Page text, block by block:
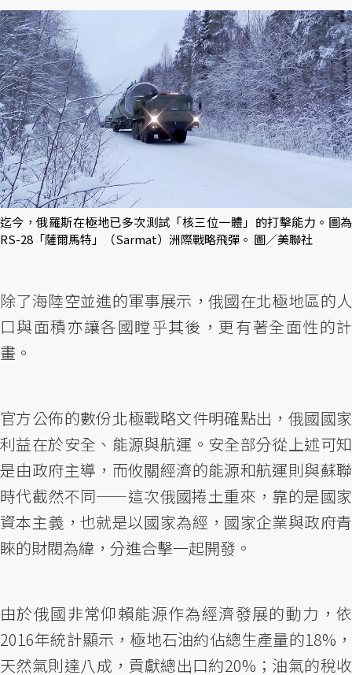
迄今，俄羅斯在極地已多次測試「核三位一體」的打擊能力。圖為
RS-28「薩爾馬特」（Sarmat）洲際戰略飛彈。 圖／美聯社
除了海陸空並進的軍事展示，俄國在北極地區的人
口與面積亦讓各國瞠乎其後，更有著全面性的計
畫。
官方公佈的數份北極戰略文件明確點出，俄國國家
利益在於安全、能源與航運。安全部分從上述可知
是由政府主導，而攸關經濟的能源和航運則與蘇聯
時代截然不同——這次俄國捲土重來，靠的是國家
資本主義，也就是以國家為經，國家企業與政府青
睞的財閥為緯，分進合擊一起開發。
由於俄國非常仰賴能源作為經濟發展的動力，依
2016年統計顯示，極地石油約佔總生產量的18%，
天然氣則達八成，貢獻總出口約20%；油氣的稅收